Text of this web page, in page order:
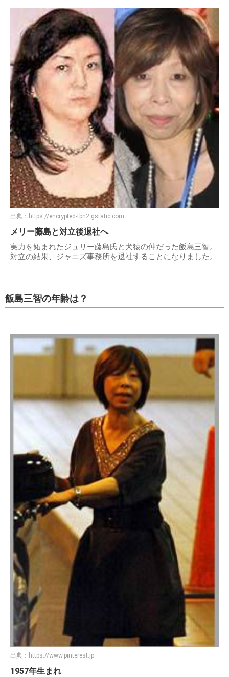
出典： https://encrypted-tbn2.gstatic.com
メリー藤島と対立後退社へ
実力を妬まれたジュリー藤島氏と犬猿の仲だった飯島三智。
対立の結果、ジャニズ事務所を退社することになりました。
飯島三智の年齢は？
出典： https://www.pinterest.jp
1957年生まれ